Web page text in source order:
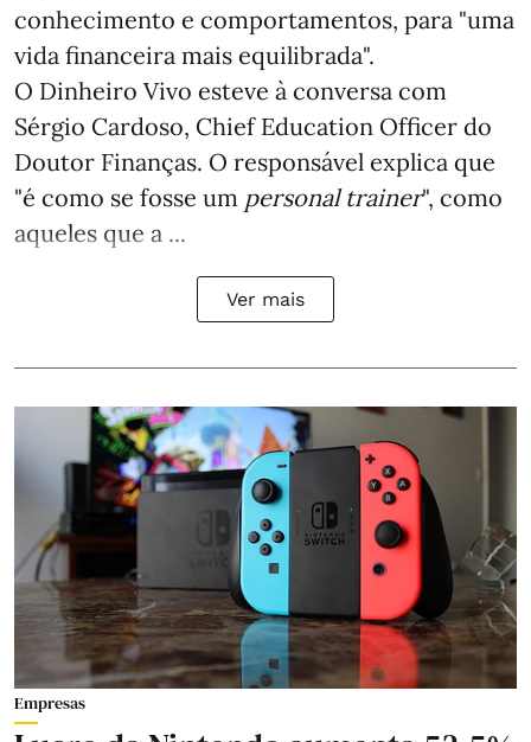
conhecimento e comportamentos, para "uma
vida financeira mais equilibrada".
O Dinheiro Vivo esteve à conversa com
Sérgio Cardoso, Chief Education Officer do
Doutor Finanças. O responsável explica que
"é como se fosse um personal trainer", como
aqueles que a ...
Ver mais
Empresas